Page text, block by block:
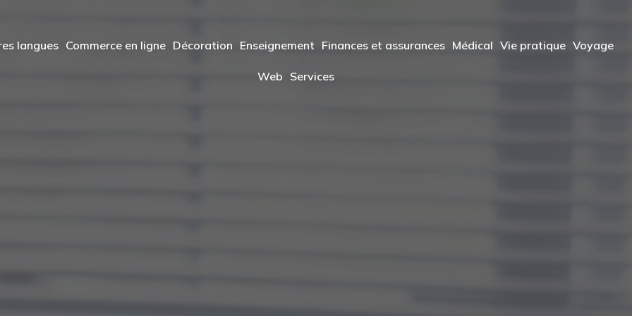
langues Commerce en ligne Décoration Enseignement Finances et assurances Médical Vie pratique Voyage
Web Services